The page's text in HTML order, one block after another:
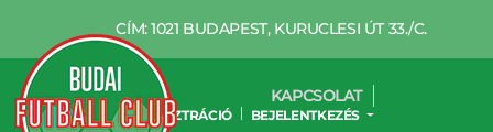
CÍM: 1021 BUDAPEST, KURUCLESI ÚT 33./C.
KAPCSOLAT
REGISZTRÁCIÓ BEJELENTKEZÉS